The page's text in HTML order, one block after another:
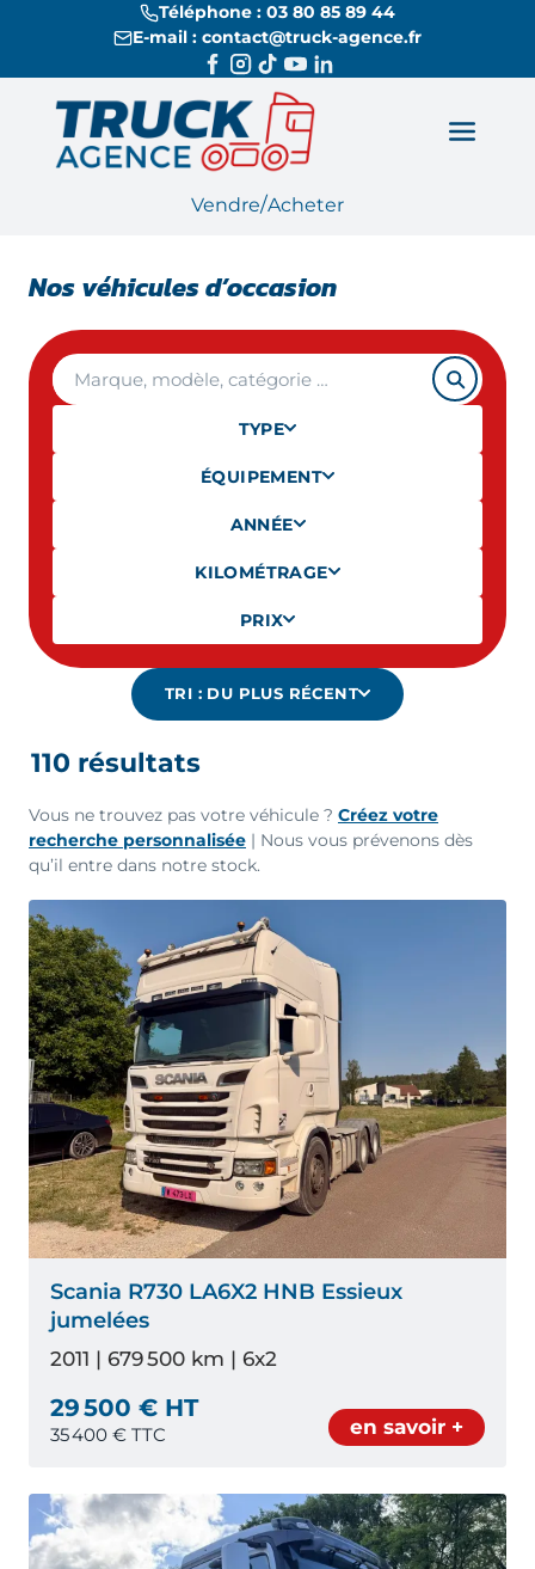
Téléphone : 03 80 85 89 44
E-mail : contact@truck-agence.fr
Vendre/Acheter
Nos véhicules d’occasion
TYPE
ÉQUIPEMENT
ANNÉE
KILOMÉTRAGE
PRIX
TRI : DU PLUS RÉCENT
110 résultats
Vous ne trouvez pas votre véhicule ? Créez votre
recherche personnalisée | Nous vous prévenons dès
qu’il entre dans notre stock.
Scania R730 LA6X2 HNB Essieux
jumelées
2011 | 679 500 km | 6x2
29 500 € HT
35 400 € TTC en savoir +